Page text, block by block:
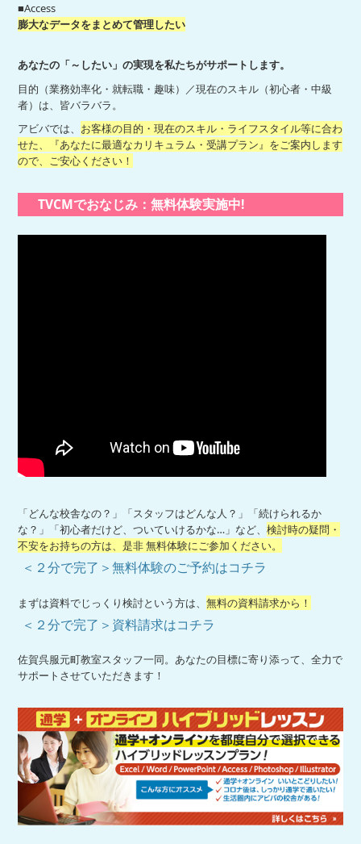
■Access
膨大なデータをまとめて管理したい
あなたの「～したい」の実現を私たちがサポートします。
目的（業務効率化・就転職・趣味）／現在のスキル（初心者・中級
者）は、皆バラバラ。
アビバでは、 お客様の目的・現在のスキル・ライフスタイル等に合わ
せた、『あなたに最適なカリキュラム・受講プラン』をご案内します
ので、ご安心ください！
TVCMでおなじみ：無料体験実施中!
「どんな校舎なの？」「スタッフはどんな人？」「続けられるか
な？」「初心者だけど、ついていけるかな…」など、検討時の疑問・
不安をお持ちの方は、是非 無料体験にご参加ください。
＜２分で完了＞無料体験のご予約はコチラ
まずは資料でじっくり検討という方は、無料の資料請求から！
＜２分で完了＞資料請求はコチラ
佐賀呉服元町教室スタッフ一同。あなたの目標に寄り添って、全力で
サポートさせていただきます！